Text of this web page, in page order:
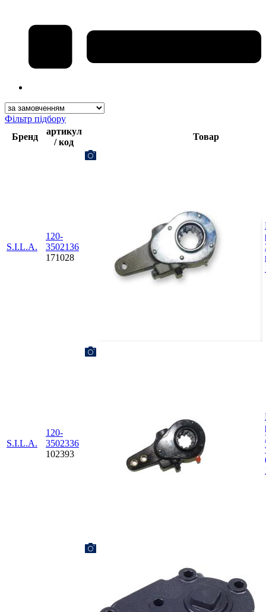
Фільтр підбору
Бренд
артикул
/ код
Товар
S.I.L.A.
120-
3502136
171028
S.I.L.A.
120-
3502336
102393